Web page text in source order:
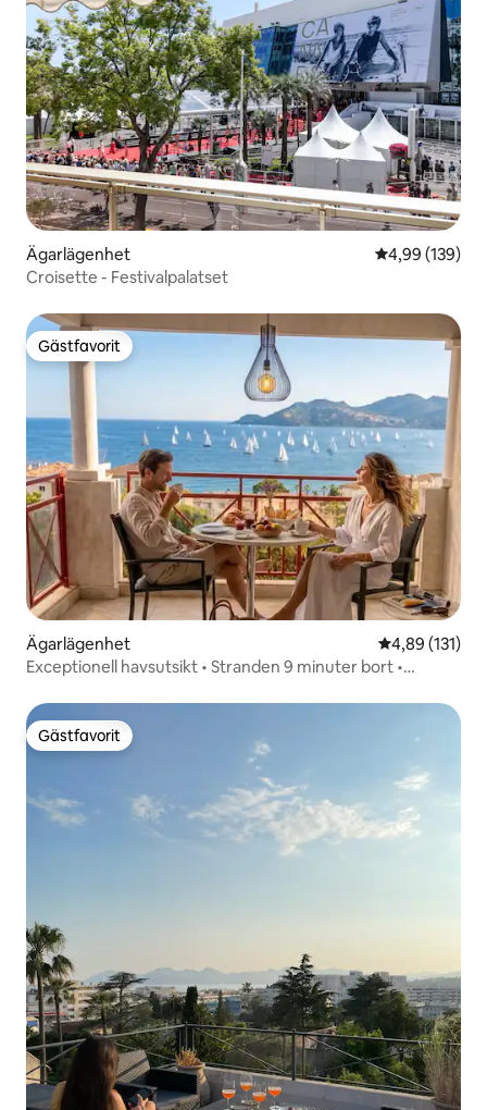
Ägarlägenhet 4,99 av 5 i
4,99 (139)
Croisette - Festivalpalatset
Gästfavorit
Gästfavorit
Ägarlägenhet 4,89 av 5 i
4,89 (131)
Exceptionell havsutsikt • Stranden 9 minuter bort •
Gästfavorit
Gästfavorit